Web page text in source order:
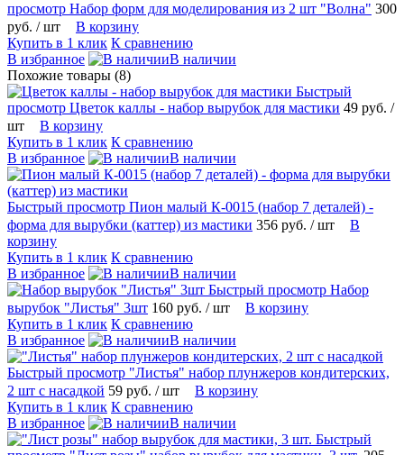
просмотр Набор форм для моделирования из 2 шт "Волна" 300
руб. / шт
В корзину
Купить в 1 клик К сравнению
В избранное
В наличии
Похожие товары (8)
Быстрый
просмотр Цветок каллы - набор вырубок для мастики 49 руб. /
шт
В корзину
Купить в 1 клик К сравнению
В избранное
В наличии
Быстрый просмотр Пион малый К-0015 (набор 7 деталей) -
форма для вырубки (каттер) из мастики 356 руб. / шт
В
корзину
Купить в 1 клик К сравнению
В избранное
В наличии
Быстрый просмотр Набор
вырубок "Листья" 3шт 160 руб. / шт
В корзину
Купить в 1 клик К сравнению
В избранное
В наличии
Быстрый просмотр "Листья" набор плунжеров кондитерских,
2 шт с насадкой 59 руб. / шт
В корзину
Купить в 1 клик К сравнению
В избранное
В наличии
Быстрый